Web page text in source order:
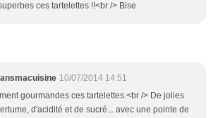
ces tartelettes !!<br /> Bise
10/07/2014 14:51
gourmandes ces tartelettes.<br /> De jolies
d'acidité et de sucré... avec une pointe de